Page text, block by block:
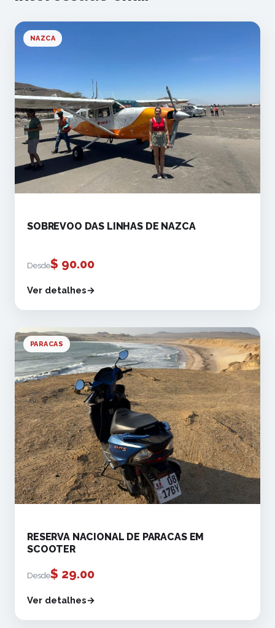
NAZCA
SOBREVOO DAS LINHAS DE NAZCA
Desde$ 90.00
Ver detalhes
PARACAS
RESERVA NACIONAL DE PARACAS EM
SCOOTER
Desde$ 29.00
Ver detalhes